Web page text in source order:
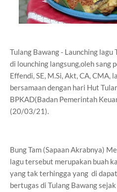
Tulang Bawang - Launching lagu
di lounching langsung,oleh sang
Effendi, SE, M.Si, Akt, CA,
bersamaan dengan hari Hut
BPKAD(Badan Pemerintah
(20/03/21).
Bung Tam (Sapaan Akrabnya)
lagu tersebut merupakan buah
yang tak terhingga yang di
bertugas di Tulang Bawang